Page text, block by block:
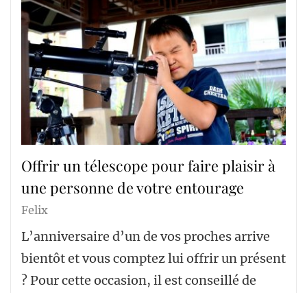
Offrir un télescope pour faire plaisir à
une personne de votre entourage
Felix
L’anniversaire d’un de vos proches arrive
bientôt et vous comptez lui offrir un présent
? Pour cette occasion, il est conseillé de